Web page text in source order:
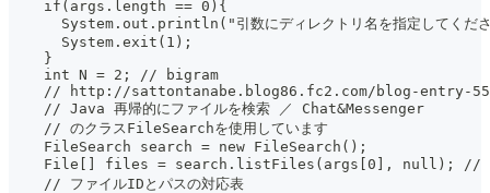
    if(args.length == 0){
System.out.println("引数にディレクトリ名を指定してくだ
      System.exit(1);
    }
    int N = 2; // bigram
// http://sattontanabe.blog86.fc2.com/blog-entry-
    // Java 再帰的にファイルを検索 ／ Chat&Messenger
    // のクラスFileSearchを使用しています
    FileSearch search = new FileSearch();
File[] files = search.listFiles(args[0], null); // 全
    // ファイルIDとパスの対応表